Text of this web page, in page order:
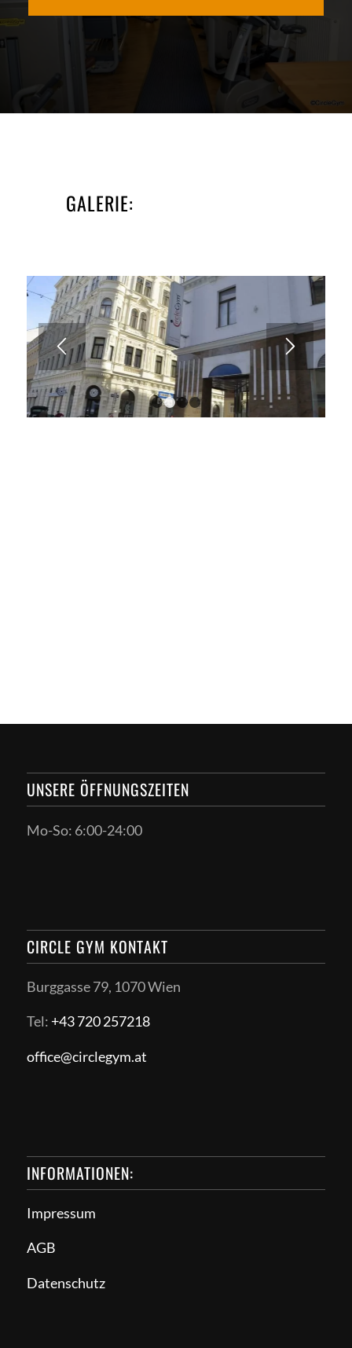
GALERIE:
1 2 3 4
UNSERE ÖFFNUNGSZEITEN
Mo-So: 6:00-24:00
CIRCLE GYM KONTAKT
Burggasse 79, 1070 Wien
Tel: +43 720 257218
office@circlegym.at
INFORMATIONEN:
Impressum
AGB
Datenschutz